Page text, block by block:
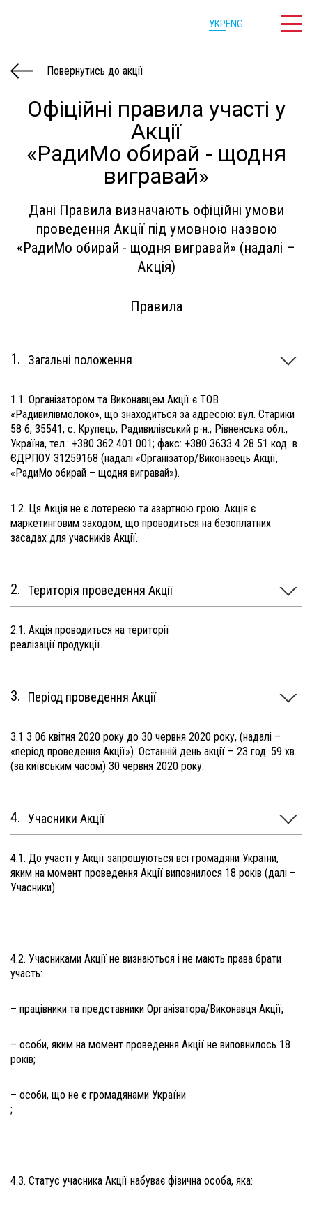
УКРENG
Повернутись до акції
Офіційні правила участі у
Акції
«РадиМо обирай - щодня
вигравай»
Дані Правила визначають офіційні умови
проведення Акції під умовною назвою
«РадиМо обирай - щодня вигравай» (надалі –
Акція)
Правила
Загальні положення
1.1. Організатором та Виконавцем Акції є ТОВ
«Радивилівмолоко», що знаходиться за адресою: вул. Старики
58 б, 35541, с. Крупець, Радивилівський р-н., Рівненська обл.,
Україна, тел.: +380 362 401 001; факс: +380 3633 4 28 51 код в
ЄДРПОУ 31259168 (надалі «Організатор/Виконавець Акції,
«РадиМо обирай – щодня вигравай»).
1.2. Ця Акція не є лотереєю та азартною грою. Акція є
маркетинговим заходом, що проводиться на безоплатних
засадах для учасників Акції.
Територія проведення Акції
2.1. Акція проводиться на території
реалізації продукції.
Період проведення Акції
3.1 З 06 квітня 2020 року до 30 червня 2020 року, (надалі –
«період проведення Акції»). Останній день акції – 23 год. 59 хв.
(за київським часом) 30 червня 2020 року.
Учасники Акції
4.1. До участі у Акції запрошуються всі громадяни України,
яким на момент проведення Акції виповнилося 18 років (далі –
Учасники).
4.2. Учасниками Акції не визнаються і не мають права брати
участь:
– працівники та представники Організатора/Виконавця Акції;
– особи, яким на момент проведення Акції не виповнилось 18
років;
– особи, що не є громадянами України
;
4.3. Статус учасника Акції набуває фізична особа, яка: